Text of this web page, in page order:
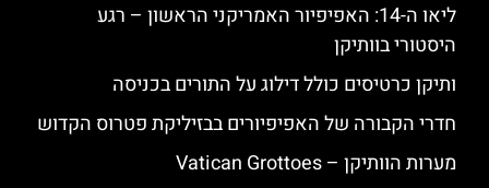
ליאו ה-14: האפיפיור האמריקני הראשון – רגע
היסטורי בוותיקן
ותיקן כרטיסים כולל דילוג על התורים בכניסה
חדרי הקבורה של האפיפיורים בבזיליקת פטרוס הקדוש
מערות הוותיקן – Vatican Grottoes